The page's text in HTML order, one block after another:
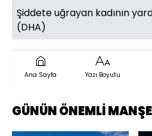
Şiddete uğrayan kadının
(DHA)
Ana Sayfa Yazı Boyutu
GÜNÜN ÖNEMLİ